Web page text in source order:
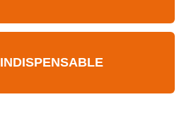
INDISPENSABLE